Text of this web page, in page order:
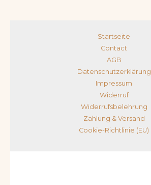
Startseite
Contact
AGB
Datenschutzerklärung
Impressum
Widerruf
Widerrufsbelehrung
Zahlung & Versand
Cookie-Richtlinie (EU)